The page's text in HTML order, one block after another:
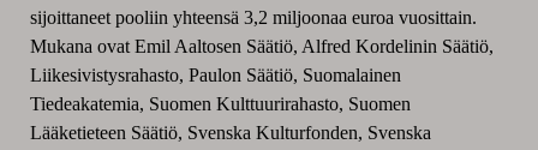
sijoittaneet pooliin yhteensä 3,2 miljoonaa euroa vuosittain.
Mukana ovat Emil Aaltosen Säätiö, Alfred Kordelinin Säätiö,
Liikesivistysrahasto, Paulon Säätiö, Suomalainen
Tiedeakatemia, Suomen Kulttuurirahasto, Suomen
Lääketieteen Säätiö, Svenska Kulturfonden, Svenska